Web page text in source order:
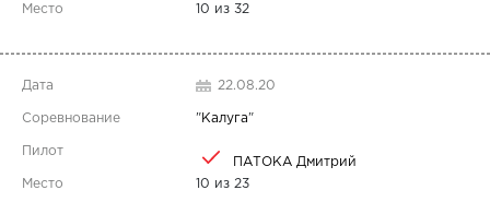
10 из 32
22.08.20
"Калуга"
ПАТОКА Дмитрий
10 из 23